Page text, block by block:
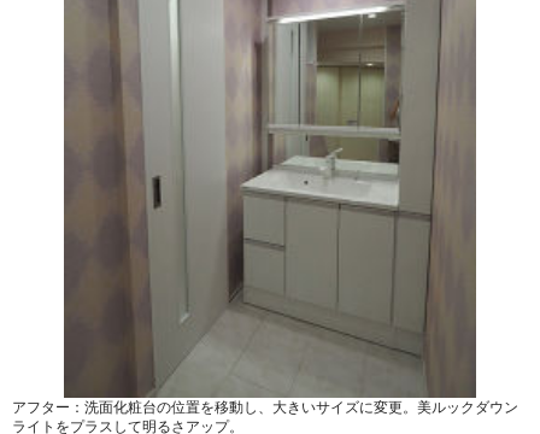
アフター：洗面化粧台の位置を移動し、大きいサイズに変更。美ルックダウン
ライトをプラスして明るさアップ。